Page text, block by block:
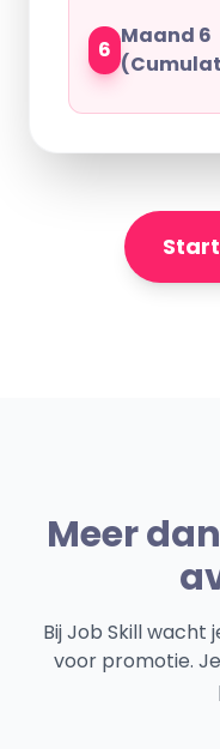
6
Maand 6
Meer
Bij Job Skill
voor promotie.